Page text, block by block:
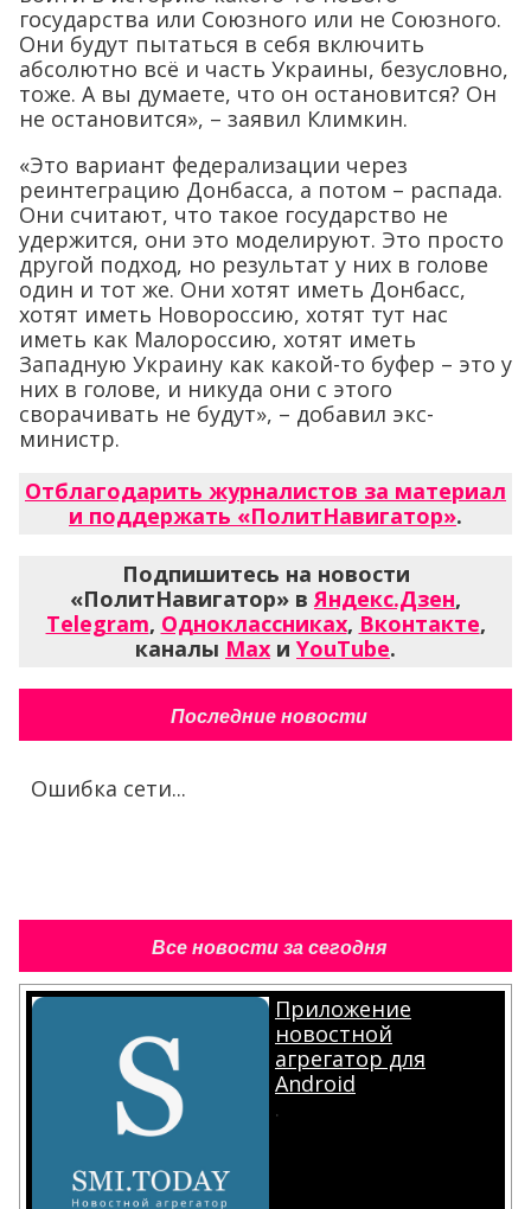
государства или Союзного или не Союзного.
Они будут пытаться в себя включить
абсолютно всё и часть Украины, безусловно,
тоже. А вы думаете, что он остановится? Он
не остановится», – заявил Климкин.
«Это вариант федерализации через
реинтеграцию Донбасса, а потом – распада.
Они считают, что такое государство не
удержится, они это моделируют. Это просто
другой подход, но результат у них в голове
один и тот же. Они хотят иметь Донбасс,
хотят иметь Новороссию, хотят тут нас
иметь как Малороссию, хотят иметь
Западную Украину как какой-то буфер – это у
них в голове, и никуда они с этого
сворачивать не будут», – добавил экс-
министр.
Отблагодарить журналистов за материал
и поддержать «ПолитНавигатор».
Подпишитесь на новости
«ПолитНавигатор» вЯндекс.Дзен,
Telegram, Одноклассниках, Вконтакте,
каналы Max и YouTube.
Последние новости
Ошибка сети...
Все новости за сегодня
Приложение
новостной
агрегатор для
Android
.